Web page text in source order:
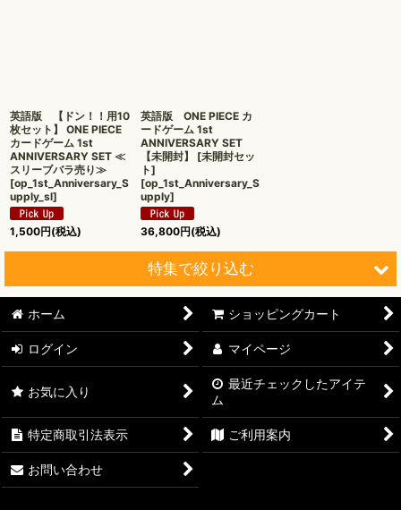
英語版 【ドン！！用10
枚セット】 ONE PIECE
カードゲーム 1st
ANNIVERSARY SET ≪
スリーブバラ売り≫
[op_1st_Anniversary_S
upply_sl]
1,500円(税込)
英語版 ONE PIECE カ
ードゲーム 1st
ANNIVERSARY SET
【未開封】 [未開封セッ
ト]
[op_1st_Anniversary_S
upply]
36,800円(税込)
特集で絞り込む
【オリワン】オリジナルプレイマット
【ワンピースカード】ブースターパック
【ワンピースカード】ブースターパック 世界最強の戦士【OP-
【ワンピースカード】ブースターパック 神の島の冒険【OP-
ホーム ショッピングカート
ログイン マイページ
お気に入り
最近チェックしたアイテ
ム
特定商取引法表示 ご利用案内
お問い合わせ